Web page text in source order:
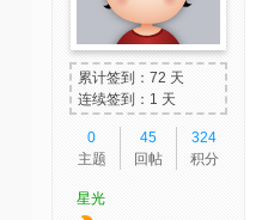
累计签到：72 天
连续签到：1 天
0
主题
45
回帖
324
积分
星光